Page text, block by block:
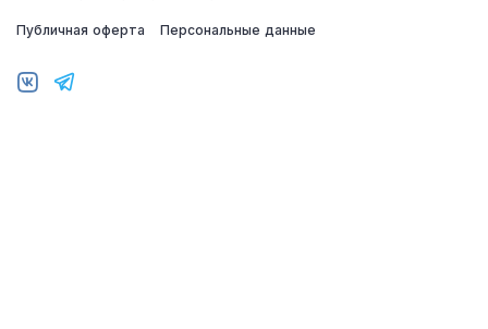
Публичная оферта Персональные данные